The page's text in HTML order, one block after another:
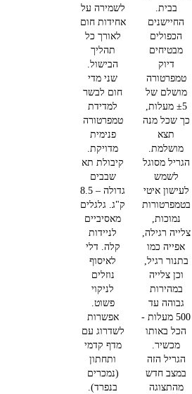
בבית.
החיישנים
הכפולים
מבטיחים
דיוק
טמפרטורה
מושלם של
±5 מעלות,
כך שכל מנה
תצא
מושלמת.
הגריל מסוגל
לשמש
לעישון איטי
בטמפרטורות
נמוכות,
צלייה רגילה,
אפייה כמו
בתנור רגיל,
וכן צלייה
במהירות
גבוהה עד
500 מעלות -
הכל באותו
מכשיר.
הגריל הזה
במצב חדש
מהתצוגה
לשמירה על
אחידות חום
לאורך כל
תהליך
הבישול.
שני מדי
חום לבשר
למדידת
טמפרטורה
פנימית
מדויקת.
קיבולת תא
שבבים
גדולה – 8.5
ק"ג. גלגלים
מאסיביים
לניידות
קלה. דלי
לאיסוף
נוזלים
לניקוי
פשוט.
אפשרות
לשדרוג עם
מדף קדמי
ותחתון
(נמכרים
בנפרד).